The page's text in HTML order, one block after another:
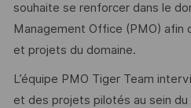
souhaite se renforcer dans le
Management Office (PMO) afin
et projets du domaine.
L’équipe PMO Tiger Team
et des projets pilotés au sein